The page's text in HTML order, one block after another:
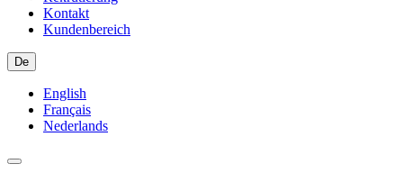
Kontakt
Kundenbereich
De
English
Français
Nederlands